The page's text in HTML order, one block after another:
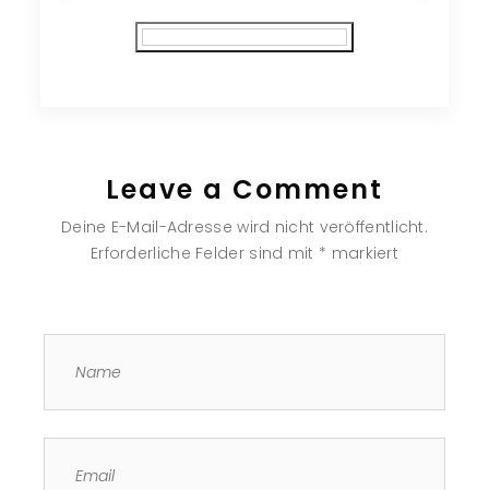
Leave a Comment
Deine E-Mail-Adresse wird nicht veröffentlicht.
Erforderliche Felder sind mit * markiert